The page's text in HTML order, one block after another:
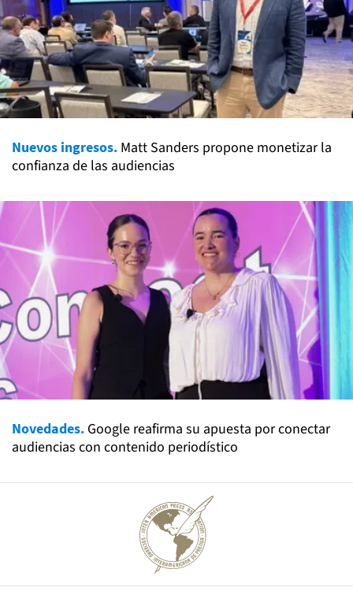
Nuevos ingresos. Matt Sanders propone monetizar la
confianza de las audiencias
Novedades. Google reafirma su apuesta por conectar
audiencias con contenido periodístico